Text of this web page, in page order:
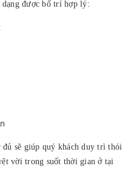
dạng được bố trí hợp lý:
sẽ giúp quý khách duy trì thói
vời trong suốt thời gian ở tại